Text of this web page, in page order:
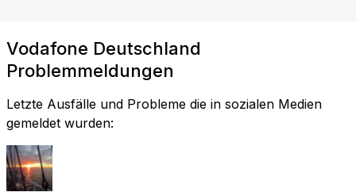
Vodafone Deutschland
Problemmeldungen
Letzte Ausfälle und Probleme die in sozialen Medien
gemeldet wurden: